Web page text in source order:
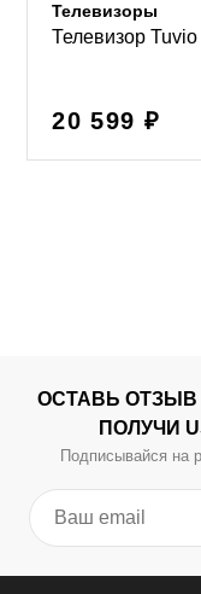
Телевизоры
Телевизор
20 599 ₽
ОСТАВЬ ОТЗЫВ
ПОЛУЧИ
Подписывайся на